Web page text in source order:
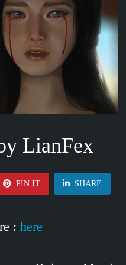
LianFex
PIN IT SHARE
: here